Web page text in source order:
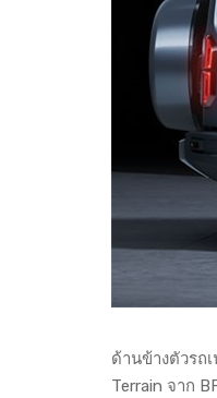
ด้านข้างตัวรถ
Terrain จาก